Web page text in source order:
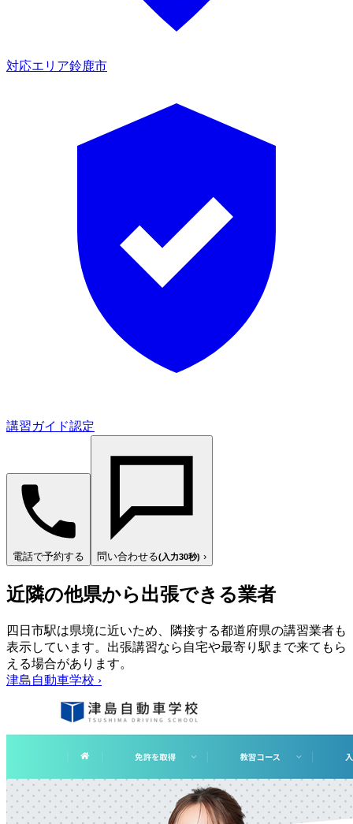
対応エリア鈴鹿市
講習ガイド認定
電話で予約する 問い合わせる(入力30秒) ›
近隣の他県から出張できる業者
四日市駅は県境に近いため、隣接する都道府県の講習業者も
表示しています。出張講習なら自宅や最寄り駅まで来てもら
える場合があります。
津島自動車学校 ›